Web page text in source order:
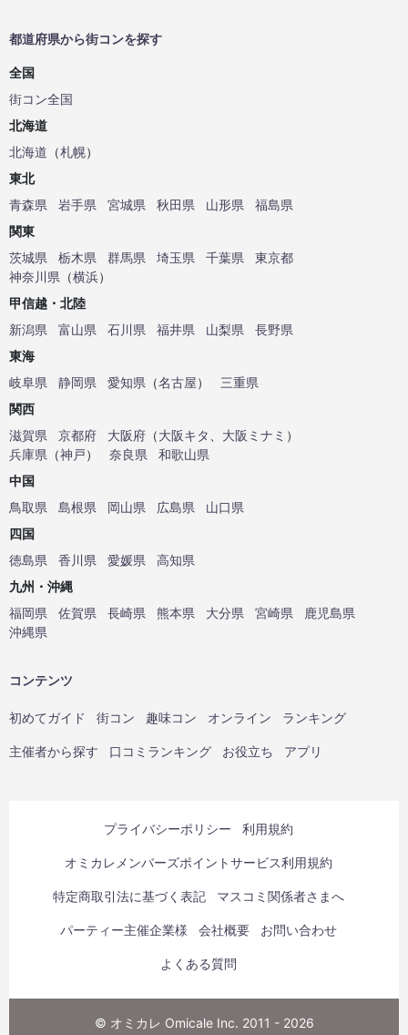
都道府県から街コンを探す
全国
街コン全国
北海道
北海道 （札幌）
東北
青森県
岩手県 宮城県 秋田県 山形県
福島県
関東
茨城県
栃木県 群馬県 埼玉県 千葉県
東京都
神奈川県 （横浜）
甲信越・北陸
新潟県
富山県 石川県 福井県 山梨県
長野県
東海
岐阜県
静岡県 愛知県 （名古屋）
三重県
関西
滋賀県
京都府 大阪府 （大阪キタ 大阪ミナミ ）
兵庫県 （神戸） 奈良県
和歌山県
中国
鳥取県
島根県 岡山県 広島県
山口県
四国
徳島県
香川県 愛媛県
高知県
九州・沖縄
福岡県
佐賀県 長崎県 熊本県 大分県 宮崎県
鹿児島県
沖縄県
コンテンツ
初めてガイド 街コン 趣味コン オンライン ランキング
主催者から探す 口コミランキング お役立ち アプリ
プライバシーポリシー 利用規約
オミカレメンバーズポイントサービス利用規約
特定商取引法に基づく表記 マスコミ関係者さまへ
パーティー主催企業様 会社概要 お問い合わせ
よくある質問
© オミカレ Omicale Inc. 2011 - 2026